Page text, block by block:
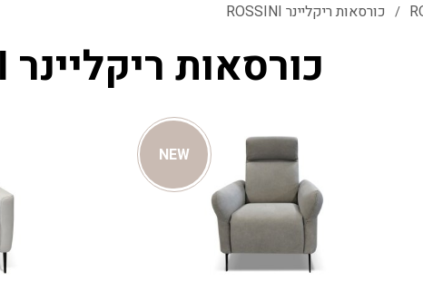
/ כורסאות ריקליינר ROSSINI
כורסאות ריקליינר ROSSINI
NEW